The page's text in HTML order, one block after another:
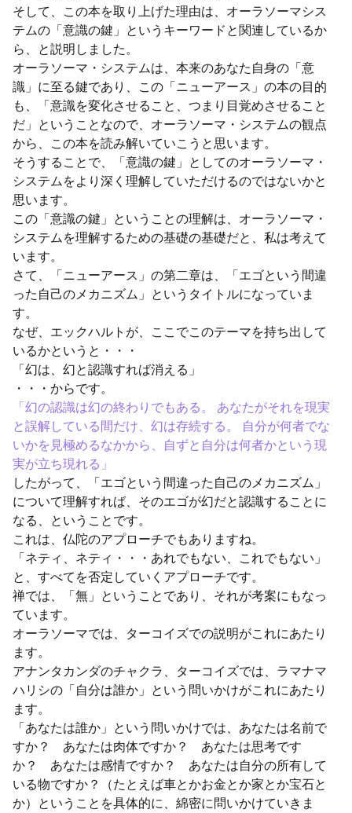
そして、この本を取り上げた理由は、オーラソーマシス
テムの「意識の鍵」というキーワードと関連しているか
ら、と説明しました。
オーラソーマ・システムは、本来のあなた自身の「意
識」に至る鍵であり、この「ニューアース」の本の目的
も、「意識を変化させること、つまり目覚めさせること
だ」ということなので、オーラソーマ・システムの観点
から、この本を読み解いていこうと思います。
そうすることで、「意識の鍵」としてのオーラソーマ・
システムをより深く理解していただけるのではないかと
思います。
この「意識の鍵」ということの理解は、オーラソーマ・
システムを理解するための基礎の基礎だと、私は考えて
います。
さて、「ニューアース」の第二章は、「エゴという間違
った自己のメカニズム」というタイトルになっていま
す。
なぜ、エックハルトが、ここでこのテーマを持ち出して
いるかというと・・・
「幻は、幻と認識すれば消える」
・・・からです。
「幻の認識は幻の終わりでもある。 あなたがそれを現実
と誤解している間だけ、幻は存続する。 自分が何者でな
いかを見極めるなかから、自ずと自分は何者かという現
実が立ち現れる」
したがって、「エゴという間違った自己のメカニズム」
について理解すれば、そのエゴが幻だと認識することに
なる、ということです。
これは、仏陀のアプローチでもありますね。
「ネティ、ネティ・・・あれでもない、これでもない」
と、すべてを否定していくアプローチです。
禅では、「無」ということであり、それが考案にもなっ
ています。
オーラソーマでは、ターコイズでの説明がこれにあたり
ます。
アナンタカンダのチャクラ、ターコイズでは、ラマナマ
ハリシの「自分は誰か」という問いかけがこれにあたり
ます。
「あなたは誰か」という問いかけでは、あなたは名前で
すか？ あなたは肉体ですか？ あなたは思考です
か？ あなたは感情ですか？ あなたは自分の所有して
いる物ですか？（たとえば車とかお金とか家とか宝石と
か）ということを具体的に、綿密に問いかけていきま